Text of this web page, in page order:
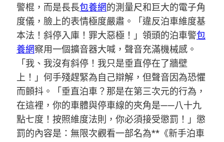
警棍，而是長長包養網的測量尺和巨大的電子角
度儀，臉上的表情極度嚴肅。「違反泊車維度基
本法！斜停入庫！罪大惡極！」領頭的泊車警包
養網察用一個擴音器大喊，聲音充滿機械感。
「我、我沒有斜停！我只是垂直停在了牆壁
上！」何手殘趕緊為自己辯解，但聲音因為恐懼
而顫抖。「垂直泊車？那是在第三次元的行為，
在這裡，你的車體與停車線的夾角是——八十九
點七度！按照維度法則，你必須接受懲罰！」懲
罰的內容是：無限次觀看一部名為**《新手泊車